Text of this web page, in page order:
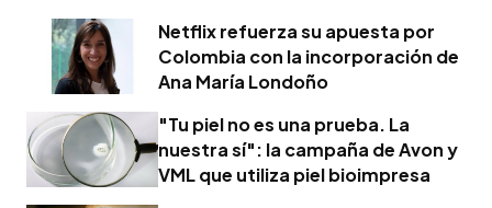
Netflix refuerza su apuesta por
Colombia con la incorporación de
Ana María Londoño
"Tu piel no es una prueba. La
nuestra sí": la campaña de Avon y
VML que utiliza piel bioimpresa